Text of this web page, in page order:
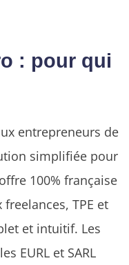
: pour qui
entrepreneurs de
simplifiée pour
100% française
TPE et
et intuitif. Les
EURL et SARL